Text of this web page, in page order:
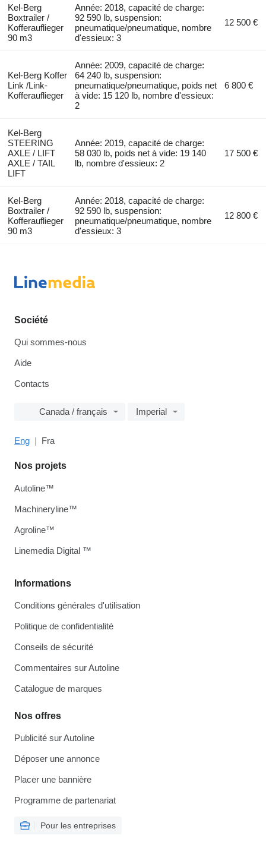
Kel-Berg
Boxtrailer /
Kofferauflieger
90 m3
Année: 2018, capacité de charge:
92 590 lb, suspension:
pneumatique/pneumatique, nombre
d'essieux: 3
12 500 €
Kel-Berg Koffer
Link /Link-
Kofferauflieger
Année: 2009, capacité de charge:
64 240 lb, suspension:
pneumatique/pneumatique, poids net
à vide: 15 120 lb, nombre d'essieux:
2
6 800 €
Kel-Berg
STEERING
AXLE / LIFT
AXLE / TAIL
LIFT
Année: 2019, capacité de charge:
58 030 lb, poids net à vide: 19 140
lb, nombre d'essieux: 2
17 500 €
Kel-Berg
Boxtrailer /
Kofferauflieger
90 m3
Année: 2018, capacité de charge:
92 590 lb, suspension:
pneumatique/pneumatique, nombre
d'essieux: 3
12 800 €
Société
Qui sommes-nous
Aide
Contacts
Canada / français Imperial
Eng Fra
Informations
Conditions générales d'utilisation
Politique de confidentialité
Conseils de sécurité
Commentaires sur Autoline
Catalogue de marques
Nos offres
Publicité sur Autoline
Déposer une annonce
Placer une bannière
Programme de partenariat
Pour les entreprises
Nos projets
Autoline™
Machineryline™
Agroline™
Linemedia Digital ™